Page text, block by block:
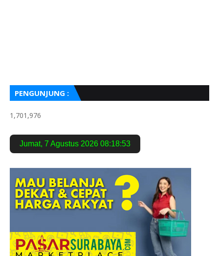
PENGUNJUNG :
1,701,976
Jumat, 7 Agustus 2026 08:18:54